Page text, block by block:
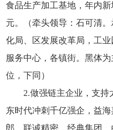
食品生产加工基地，年内
元。（牵头领导：石可清
化局、区发展改革局，工
服务中心，各镇街。黑体
位，下同）
2.做强链主企业，支持
东时代冲刺千亿强企，益
郎、联诚精密、经典集团